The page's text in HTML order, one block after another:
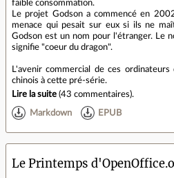
faible consommation.
Le projet Godson a commencé en
menace qui pesait sur eux si ils ne
Godson est un nom pour l'étranger. Le
signifie "coeur du dragon".
L'avenir commercial de ces
chinois à cette pré-série.
Lire la suite (43 commentaires).
Markdown EPUB
Le Printemps